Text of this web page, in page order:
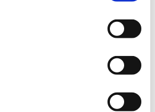
– 1kg